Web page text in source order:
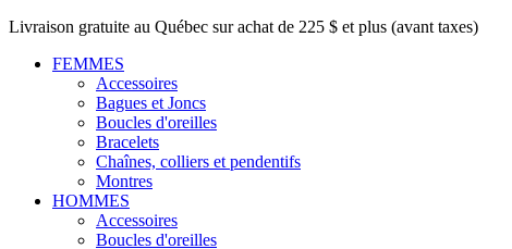
Livraison gratuite au Québec sur achat de 225 $ et plus (avant taxes)
FEMMES
Accessoires
Bagues et Joncs
Boucles d'oreilles
Bracelets
Chaînes, colliers et pendentifs
Montres
HOMMES
Accessoires
Boucles d'oreilles